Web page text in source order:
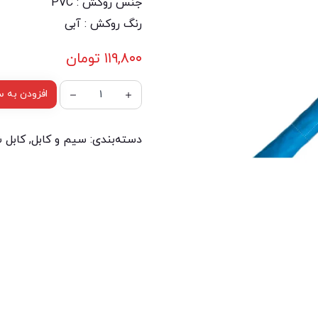
رنگ روکش : آبی
۱۱۹,۸۰۰ تومان
افزودن به
دسته‌بندی: سیم و کابل,